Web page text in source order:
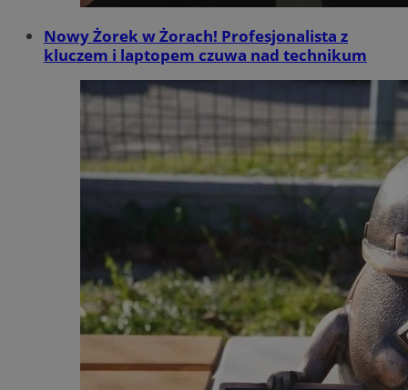
Nowy Żorek w Żorach! Profesjonalista z
kluczem i laptopem czuwa nad technikum